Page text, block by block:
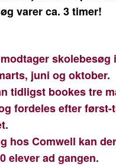
varer ca. 3 timer!
skolebesøg
juni og oktober.
tidligst bookes tre
fordeles efter først-
hos Comwell kan
elever ad gangen.